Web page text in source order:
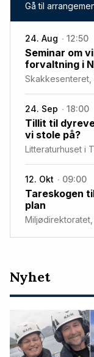
Gå til
24. Aug 12:50
Seminar om
forvaltning i
Skakkesenteret,
24. Sep 18:00
Tillit til
vi stole på?
Litteraturhuset i
12. Okt 09:00
Tareskogen
plan
Miljødirektoratet,
Nyeste
artikler
Nyhet